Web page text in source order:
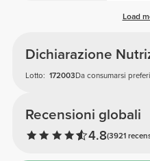
Load
Dichiarazione
Lotto: 172003Da consumarsi
Recensioni globali
4.8(3921